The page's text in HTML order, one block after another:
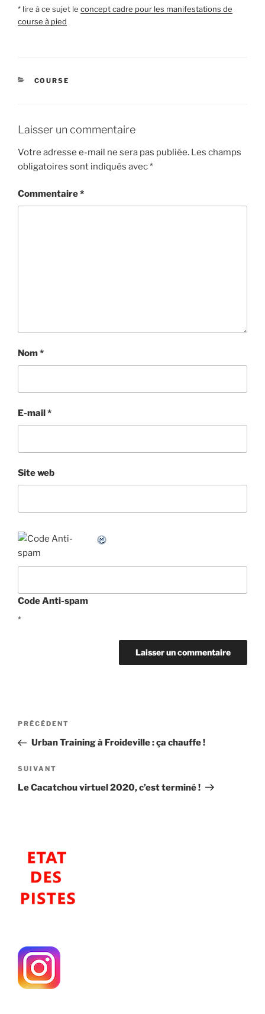
* lire à ce sujet le concept cadre pour les manifestations de
course à pied
CATÉGORIES
COURSE
Laisser un commentaire
Votre adresse e-mail ne sera pas publiée. Les champs
obligatoires sont indiqués avec*
Commentaire*
Nom*
E-mail*
Site web
Code Anti-spam
*
Navigation
l’article
Article
précédent
PRÉCÉDENT
Urban Training à Froideville : ça chauffe !
Article
suivant
SUIVANT
Le Cacatchou virtuel 2020, c’est terminé !